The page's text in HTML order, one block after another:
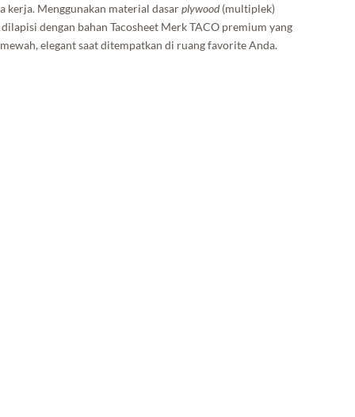
kerja. Menggunakan material dasarplywood(multiplek)
dengan bahan Tacosheet Merk TACO premium yang
elegant saat ditempatkan di ruang favorite Anda.